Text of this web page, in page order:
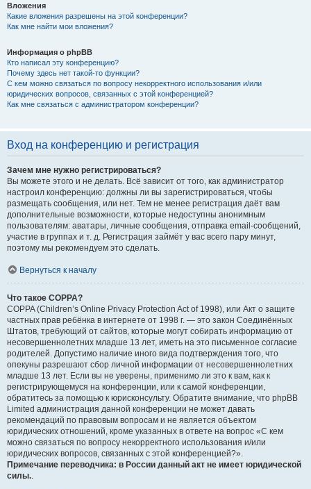
Вложения
Какие вложения разрешены на этой конференции?
Как мне найти мои вложения?
Информация о phpBB
Кто написал эту конференцию?
Почему здесь нет такой-то функции?
С кем можно связаться по вопросу некорректного использования и/или
юридических вопросов, связанных с этой конференцией?
Как мне связаться с администратором конференции?
Вход на конференцию и регистрация
Зачем мне нужно регистрироваться?
Вы можете этого и не делать. Всё зависит от того, как администратор
настроил конференцию: должны ли вы зарегистрироваться, чтобы
размещать сообщения, или нет. Тем не менее регистрация даёт вам
дополнительные возможности, которые недоступны анонимным
пользователям: аватары, личные сообщения, отправка email-сообщений,
участие в группах и т. д. Регистрация займёт у вас всего пару минут,
поэтому мы рекомендуем это сделать.
Вернуться к началу
Что такое COPPA?
COPPA (Children’s Online Privacy Protection Act of 1998), или Акт о защите
частных прав ребёнка в интернете от 1998 г. — это закон Соединённых
Штатов, требующий от сайтов, которые могут собирать информацию от
несовершеннолетних младше 13 лет, иметь на это письменное согласие
родителей. Допустимо наличие иного вида подтверждения того, что
опекуны разрешают сбор личной информации от несовершеннолетних
младше 13 лет. Если вы не уверены, применимо ли это к вам, как к
регистрирующемуся на конференции, или к самой конференции,
обратитесь за помощью к юрисконсульту. Обратите внимание, что phpBB
Limited администрация данной конференции не может давать
рекомендаций по правовым вопросам и не является объектом
юридических отношений, кроме указанных в ответе на вопрос «С кем
можно связаться по вопросу некорректного использования и/или
юридических вопросов, связанных с этой конференцией?».
Примечание переводчика: в России данный акт не имеет юридической
силы..